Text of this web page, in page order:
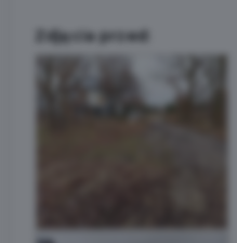
Zdjęcia przed: